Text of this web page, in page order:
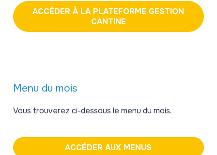
ACCÉDER À LA PLATEFORME GESTION
CANTINE
Menu du mois
Vous trouverez ci-dessous le menu du mois.
ACCÉDER AUX MENUS